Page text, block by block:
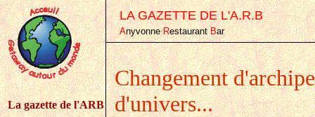
La gazette de l'ARB
LA GAZETTE DE L'A.R.B
AnyvonneRestaurantBar
Changement
d'univers...